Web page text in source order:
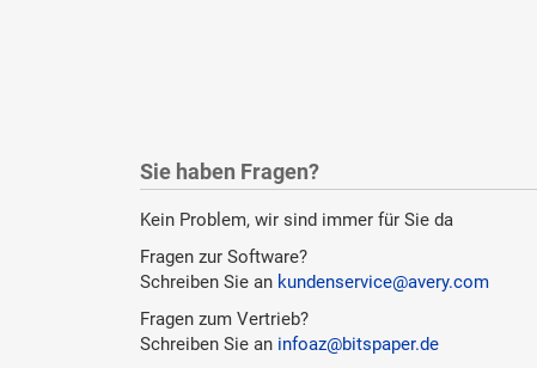
Sie haben Fragen?
Kein Problem, wir sind immer für Sie da
Fragen zur Software?
Schreiben Sie an kundenservice@avery.com
Fragen zum Vertrieb?
Schreiben Sie an infoaz@bitspaper.de